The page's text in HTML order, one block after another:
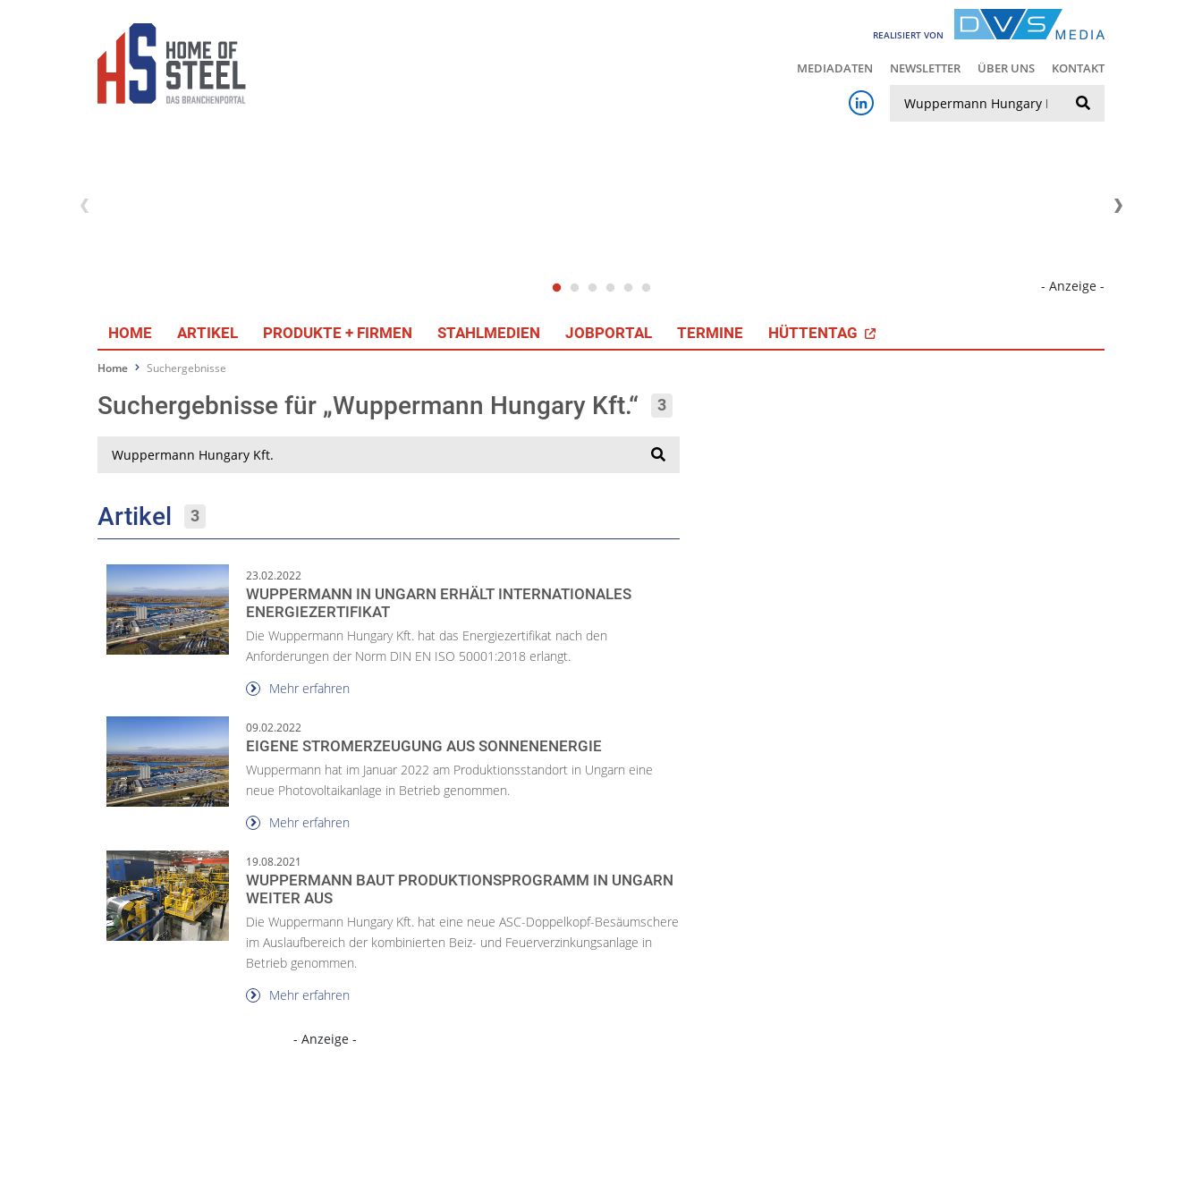
REALISIERT VON
MEDIADATEN NEWSLETTER ÜBER UNS KONTAKT
- Anzeige -
HOME ARTIKEL PRODUKTE + FIRMEN STAHLMEDIEN JOBPORTAL TERMINE HÜTTENTAG
Home Suchergebnisse
Suchergebnisse für „Wuppermann Hungary Kft.“ 3
Artikel 3
23.02.2022
WUPPERMANN IN UNGARN ERHÄLT INTERNATIONALES
ENERGIEZERTIFIKAT
Die Wuppermann Hungary Kft. hat das Energiezertifikat nach den
Anforderungen der Norm DIN EN ISO 50001:2018 erlangt.
Mehr erfahren
09.02.2022
EIGENE STROMERZEUGUNG AUS SONNENENERGIE
Wuppermann hat im Januar 2022 am Produktionsstandort in Ungarn eine
neue Photovoltaikanlage in Betrieb genommen.
Mehr erfahren
19.08.2021
WUPPERMANN BAUT PRODUKTIONSPROGRAMM IN UNGARN
WEITER AUS
Die Wuppermann Hungary Kft. hat eine neue ASC-Doppelkopf-Besäumschere
im Auslaufbereich der kombinierten Beiz- und Feuerverzinkungsanlage in
Betrieb genommen.
Mehr erfahren
- Anzeige -